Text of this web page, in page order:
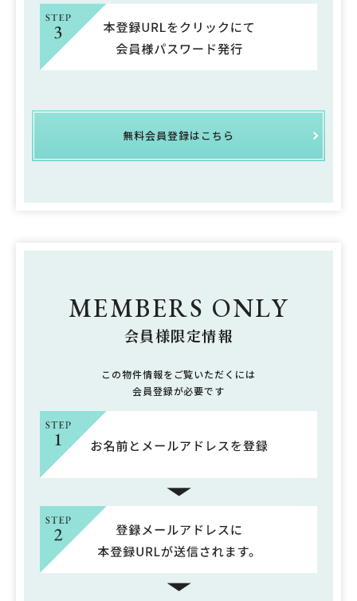
無料会員登録はこちら
MEMBERS ONLY
会員様限定情報
この物件情報をご覧いただくには
会員登録が必要です